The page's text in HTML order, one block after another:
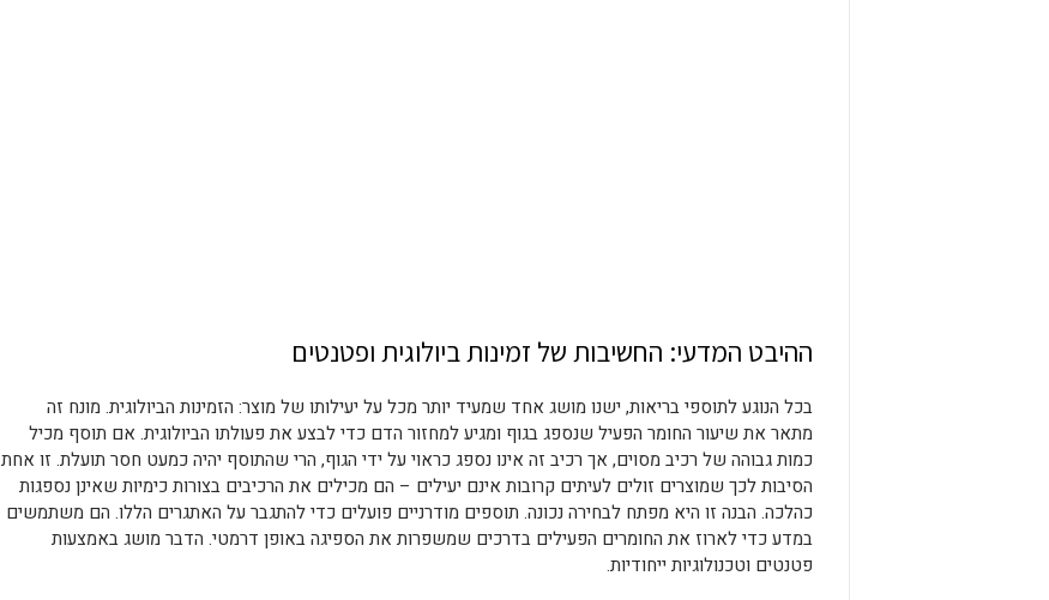
ההיבט המדעי: החשיבות של זמינות ביולוגית ופטנטים
בכל הנוגע לתוספי בריאות, ישנו מושג אחד שמעיד יותר מכל על יעילותו של מוצר: הזמינות הביולוגית. מונח זה
מתאר את שיעור החומר הפעיל שנספג בגוף ומגיע למחזור הדם כדי לבצע את פעולתו הביולוגית. אם תוסף מכיל
כמות גבוהה של רכיב מסוים, אך רכיב זה אינו נספג כראוי על ידי הגוף, הרי שהתוסף יהיה כמעט חסר תועלת. זו אחת
הסיבות לכך שמוצרים זולים לעיתים קרובות אינם יעילים – הם מכילים את הרכיבים בצורות כימיות שאינן נספגות
כהלכה. הבנה זו היא מפתח לבחירה נכונה. תוספים מודרניים פועלים כדי להתגבר על האתגרים הללו. הם משתמשים
במדע כדי לארוז את החומרים הפעילים בדרכים שמשפרות את הספיגה באופן דרמטי. הדבר מושג באמצעות
פטנטים וטכנולוגיות ייחודיות.